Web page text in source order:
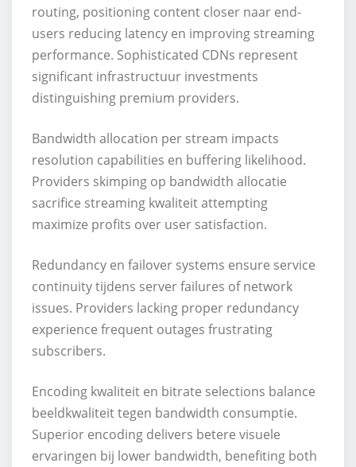
routing, positioning content closer naar end-
users reducing latency en improving streaming
performance. Sophisticated CDNs represent
significant infrastructuur investments
distinguishing premium providers.
Bandwidth allocation per stream impacts
resolution capabilities en buffering likelihood.
Providers skimping op bandwidth allocatie
sacrifice streaming kwaliteit attempting
maximize profits over user satisfaction.
Redundancy en failover systems ensure service
continuity tijdens server failures of network
issues. Providers lacking proper redundancy
experience frequent outages frustrating
subscribers.
Encoding kwaliteit en bitrate selections balance
beeldkwaliteit tegen bandwidth consumptie.
Superior encoding delivers betere visuele
ervaringen bij lower bandwidth, benefiting both